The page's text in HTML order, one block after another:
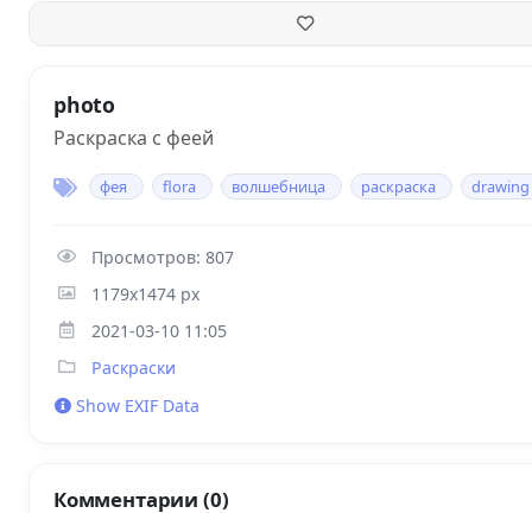
photo
Раскраска с феей
фея flora волшебница раскраска drawing
Просмотров: 807
1179x1474 px
2021-03-10 11:05
Раскраски
Show EXIF Data
Комментарии (0)